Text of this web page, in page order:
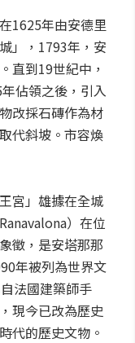
1625年由安德里
」，1793年，安
直到19世紀中，
佔領之後，引入
改採石磚作為材
代斜坡。市容煥
宮」雄據在全城
）在位
徵，是安塔那那
年被列為世界文
法國建築師手
現今已改為歷史
代的歷史文物。